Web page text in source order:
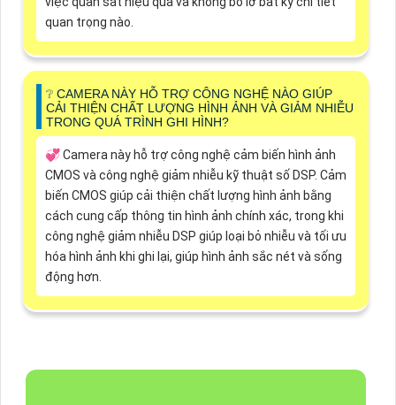
quan trọng nào.
❔ CAMERA NÀY HỖ TRỢ CÔNG NGHỆ NÀO GIÚP
CẢI THIỆN CHẤT LƯỢNG HÌNH ẢNH VÀ GIẢM NHIỄU
TRONG QUÁ TRÌNH GHI HÌNH?
💞 Camera này hỗ trợ công nghệ cảm biến hình ảnh
CMOS và công nghệ giảm nhiễu kỹ thuật số DSP. Cảm
biến CMOS giúp cải thiện chất lượng hình ảnh bằng
cách cung cấp thông tin hình ảnh chính xác, trong khi
công nghệ giảm nhiễu DSP giúp loại bỏ nhiễu và tối ưu
hóa hình ảnh khi ghi lại, giúp hình ảnh sắc nét và sống
động hơn.